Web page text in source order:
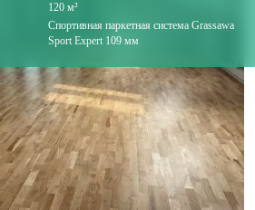
120 м²
Спортивная паркетная система Grassawa
Sport Expert 109 мм